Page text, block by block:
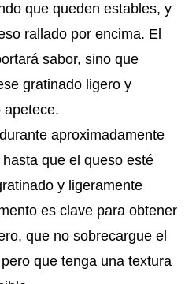
que queden estables, y
rallado por encima. El
sabor, sino que
gratinado ligero y
apetece.
aproximadamente
que el queso esté
y ligeramente
es clave para obtener
que no sobrecargue el
que tenga una textura